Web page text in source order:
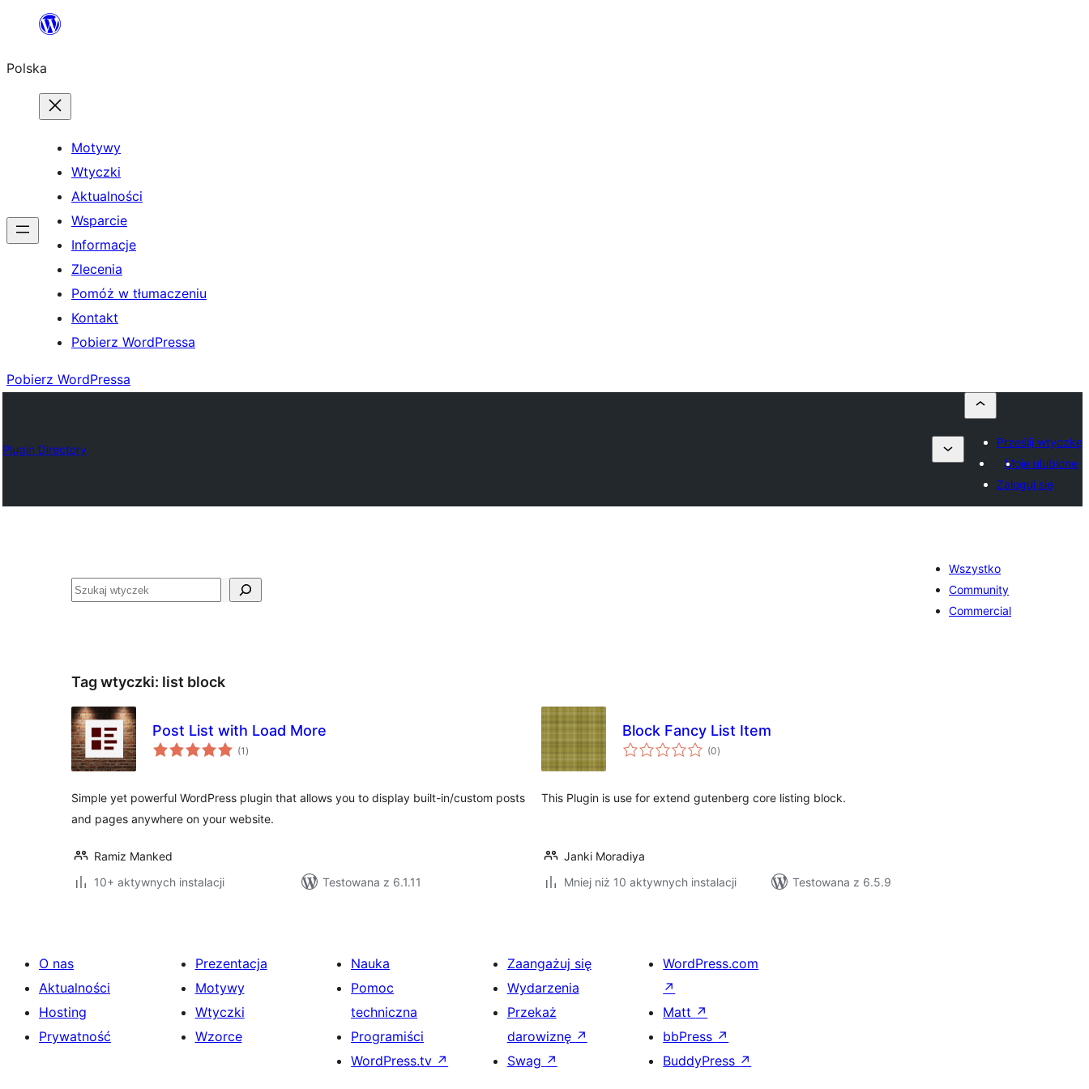
Przejdź
treści
Polska
Motywy
Wtyczki
Aktualności
Wsparcie
Informacje
Zlecenia
Pomóż w tłumaczeniu
Kontakt
Pobierz WordPressa
Pobierz WordPressa
Plugin Directory
Prześlij wtyczkę
Moje ulubione
Zaloguj się
Szukaj
Wszystko
Community
Commercial
Tag wtyczki: list block
Post List with Load More
(1 wszystkich
ocen
)
Simple yet powerful WordPress plugin that allows you to display built-in/custom posts
and pages anywhere on your website.
Ramiz Manked
10+ aktywnych instalacji
Testowana z 6.1.11
Block Fancy List Item
(0wszystkich
ocen
)
This Plugin is use for extend gutenberg core listing block.
Janki Moradiya
Mniej niż 10 aktywnych instalacji
Testowana z 6.5.9
O nas
Aktualności
Hosting
Prywatność
Prezentacja
Motywy
Wtyczki
Wzorce
Nauka
Pomoc
techniczna
Programiści
WordPress.tv ↗
Zaangażuj się
Wydarzenia
Przekaż
darowiznę ↗
Swag ↗
WordPress.com
↗
Matt ↗
bbPress ↗
BuddyPress ↗